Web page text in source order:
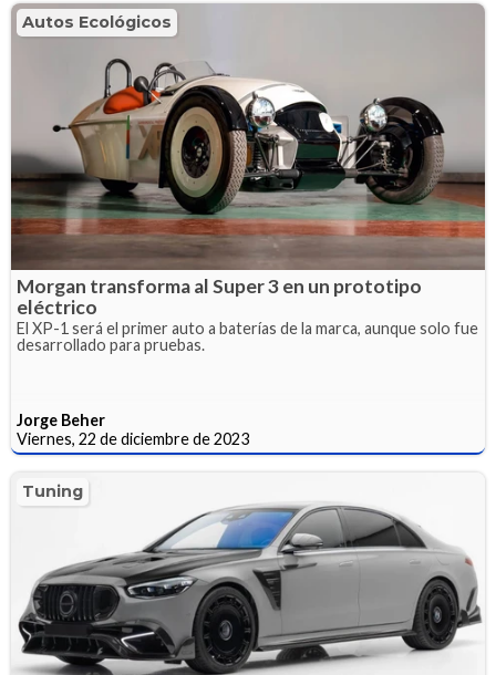
Autos Ecológicos
Morgan transforma al Super 3 en un prototipo
eléctrico
El XP-1 será el primer auto a baterías de la marca, aunque solo fue
desarrollado para pruebas.
Jorge Beher
Viernes, 22 de diciembre de 2023
Tuning